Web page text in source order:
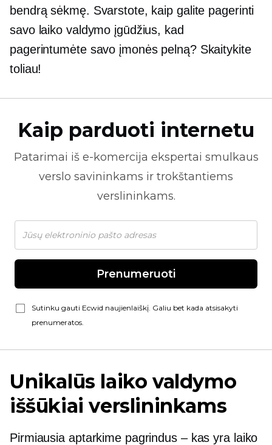
bendrą sėkmę. Svarstote, kaip galite pagerinti
savo laiko valdymo įgūdžius, kad
pagerintumėte savo įmonės pelną? Skaitykite
toliau!
Kaip parduoti internetu
Patarimai iš e-komercija ekspertai smulkaus
verslo savininkams ir trokštantiems
verslininkams.
Prenumeruoti
Sutinku gauti Ecwid naujienlaiškį. Galiu bet kada atsisakyti
prenumeratos.
Unikalūs laiko valdymo
iššūkiai verslininkams
Pirmiausia aptarkime pagrindus – kas yra laiko